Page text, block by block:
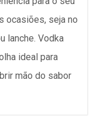
ocasiões, seja no
lanche. Vodka
ideal para
mão do sabor